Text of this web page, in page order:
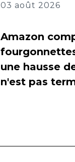
03 août 2026
Amazon
une hausse
n'est pas